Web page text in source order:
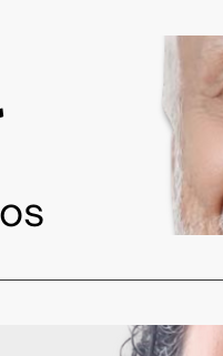
de 2024
palavras nesta
pontuações, figuras…